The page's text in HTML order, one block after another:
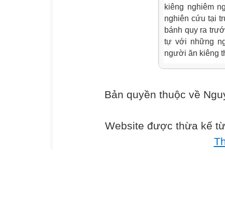
kiêng nghiêm
nghiên cứu tại
bánh quy ra
tự với những
người ăn kiêng
Bản quyền thuộc về
Website được thừa kế